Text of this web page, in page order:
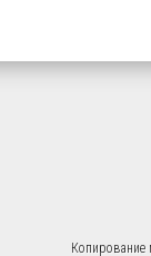
Копирование